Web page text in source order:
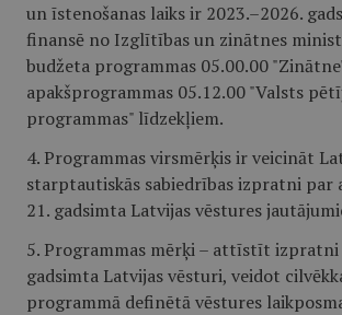
un īstenošanas laiks ir 2023.–2026.
finansē no Izglītības un zinātnes
budžeta programmas 05.00.00
apakšprogrammas 05.12.00 "Valsts
programmas" līdzekļiem.
4. Programmas virsmērķis ir veicināt
starptautiskās sabiedrības izpratni par
21. gadsimta Latvijas vēstures
5. Programmas mērķi – attīstīt izpratni
gadsimta Latvijas vēsturi, veidot
programmā definētā vēstures